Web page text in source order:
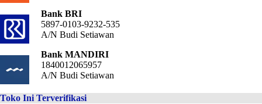
Bank BRI
5897-0103-9232-535
A/N Budi Setiawan
Bank MANDIRI
1840012065957
A/N Budi Setiawan
Toko Ini Terverifikasi